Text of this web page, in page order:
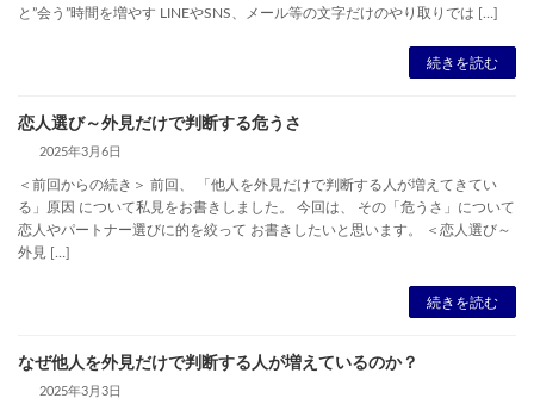
と”会う”時間を増やす LINEやSNS、メール等の文字だけのやり取りでは […]
続きを読む
恋人選び～外見だけで判断する危うさ
2025年3月6日
＜前回からの続き＞ 前回、 「他人を外見だけで判断する人が増えてきてい
る」原因 について私見をお書きしました。 今回は、 その「危うさ」について
恋人やパートナー選びに的を絞って お書きしたいと思います。 ＜恋人選び～
外見 […]
続きを読む
なぜ他人を外見だけで判断する人が増えているのか？
2025年3月3日